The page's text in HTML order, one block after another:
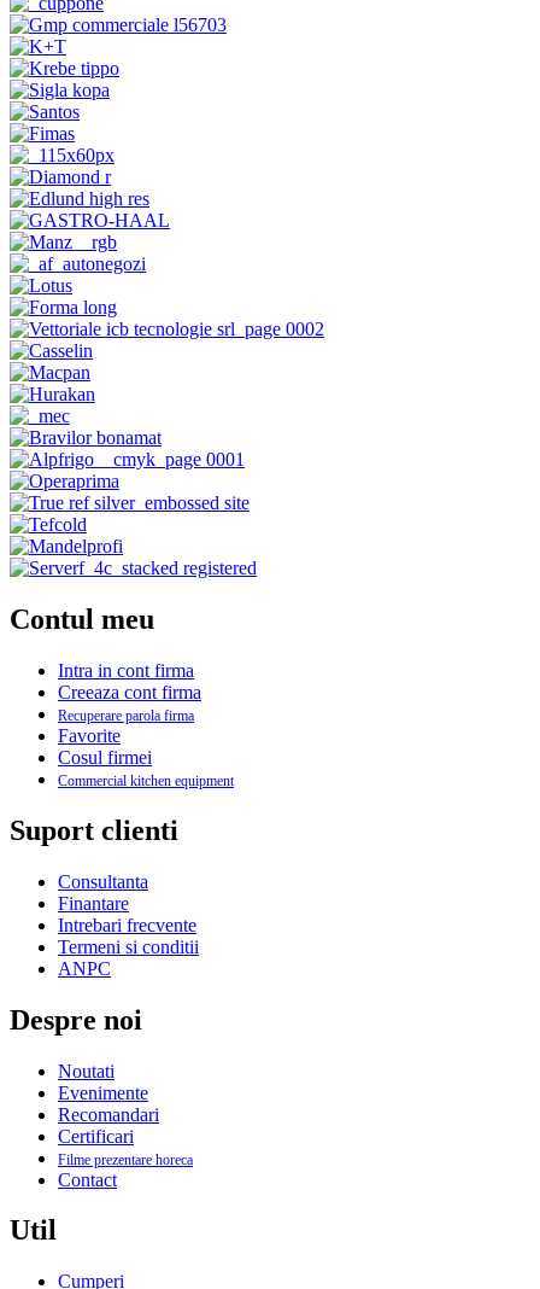
Contul meu
Intra in cont firma
Creeaza cont firma
Recuperare parola firma
Favorite
Cosul firmei
Commercial kitchen equipment
Suport clienti
Consultanta
Finantare
Intrebari frecvente
Termeni si conditii
ANPC
Despre noi
Noutati
Evenimente
Recomandari
Certificari
Filme prezentare horeca
Contact
Util
Cumperi